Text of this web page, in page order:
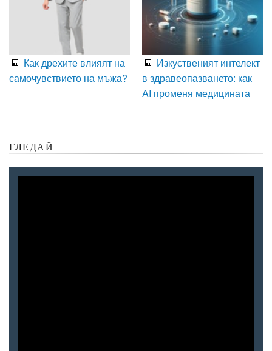
Как дрехите влияят на
самочувствието на мъжа?
Изкуственият интелект
в здравеопазването: как
AI променя медицината
ГЛЕДАЙ